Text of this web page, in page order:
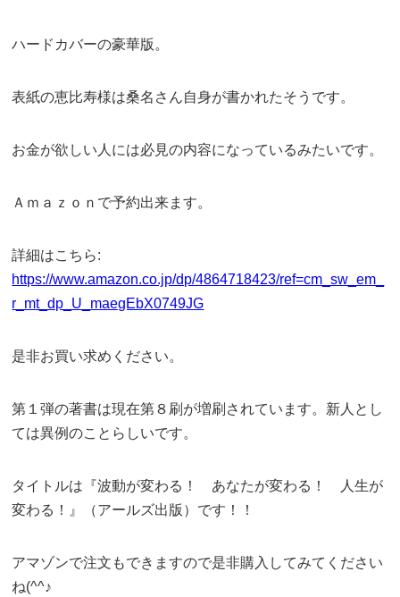
ハードカバーの豪華版。
表紙の恵比寿様は桑名さん自身が書かれたそうです。
お金が欲しい人には必見の内容になっているみたいです。
Ａｍａｚｏｎで予約出来ます。
詳細はこちら:
https://www.amazon.co.jp/dp/4864718423/ref=cm_sw_em_
r_mt_dp_U_maegEbX0749JG
是非お買い求めください。
第１弾の著書は現在第８刷が増刷されています。新人とし
ては異例のことらしいです。
タイトルは『波動が変わる！ あなたが変わる！ 人生が
変わる！』（アールズ出版）です！！
アマゾンで注文もできますので是非購入してみてください
ね(^^♪